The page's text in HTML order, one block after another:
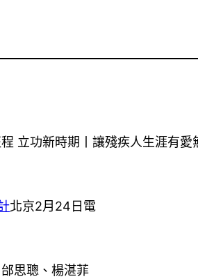
功新時期丨讓殘疾人生涯有愛
北京2月24日電
思聰、楊湛菲